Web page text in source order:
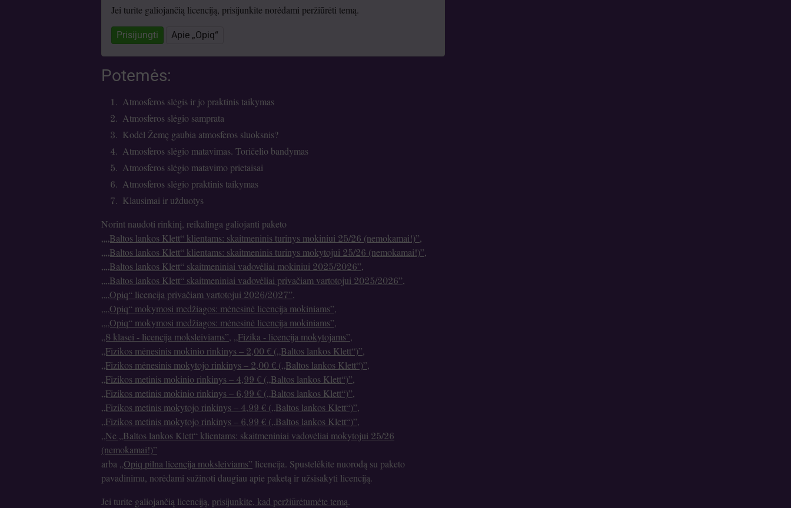
Jei turite galiojančią licenciją, prisijunkite norėdami peržiūrėti temą.
Prisijungti Apie „Opiq“
Potemės:
Atmosferos slėgis ir jo praktinis taikymas
Atmosferos slėgio samprata
Kodėl Žemę gaubia atmosferos sluoksnis?
Atmosferos slėgio matavimas. Toričelio bandymas
Atmosferos slėgio matavimo prietaisai
Atmosferos slėgio praktinis taikymas
Klausimai ir užduotys
Norint naudoti rinkinį, reikalinga galiojanti paketo
„„Baltos lankos Klett“ klientams: skaitmeninis turinys mokiniui 25/26 (nemokamai!)”,
„„Baltos lankos Klett“ klientams: skaitmeninis turinys mokytojui 25/26 (nemokamai!)”,
„„Baltos lankos Klett“ skaitmeniniai vadovėliai mokiniui 2025/2026”,
„„Baltos lankos Klett“ skaitmeniniai vadovėliai privačiam vartotojui 2025/2026”,
„„Opiq“ licencija privačiam vartotojui 2026/2027”,
„„Opiq“ mokymosi medžiagos: mėnesinė licencija mokiniams”,
„„Opiq“ mokymosi medžiagos: mėnesinė licencija mokiniams”,
„8 klasei - licencija moksleiviams”, „Fizika - licencija mokytojams”,
„Fizikos mėnesinis mokinio rinkinys – 2,00 € („Baltos lankos Klett“)”,
„Fizikos mėnesinis mokytojo rinkinys – 2,00 € („Baltos lankos Klett“)”,
„Fizikos metinis mokinio rinkinys – 4,99 € („Baltos lankos Klett“)”,
„Fizikos metinis mokinio rinkinys – 6,99 € („Baltos lankos Klett“)”,
„Fizikos metinis mokytojo rinkinys – 4,99 € („Baltos lankos Klett“)”,
„Fizikos metinis mokytojo rinkinys – 6,99 € („Baltos lankos Klett“)”,
„Ne „Baltos lankos Klett“ klientams: skaitmeniniai vadovėliai mokytojui 25/26
(nemokamai!)”
arba „Opiq pilna licencija moksleiviams” licencija. Spustelėkite nuorodą su paketo
pavadinimu, norėdami sužinoti daugiau apie paketą ir užsisakyti licenciją.
Jei turite galiojančią licenciją, prisijunkite, kad peržiūrėtumėte temą.